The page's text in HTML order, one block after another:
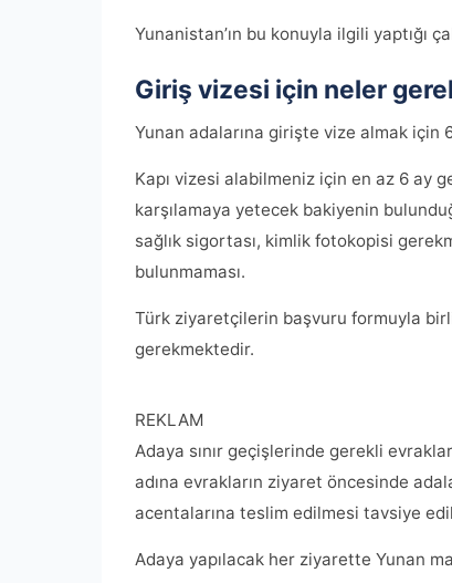
Yunanistan’ın bu konuyla ilgili yaptığı
Giriş vizesi için neler
Yunan adalarına girişte vize almak için
Kapı vizesi alabilmeniz için en az 6 ay
karşılamaya yetecek bakiyenin
sağlık sigortası, kimlik fotokopisi
bulunmaması.
Türk ziyaretçilerin başvuru formuyla
gerekmektedir.
REKLAM
Adaya sınır geçişlerinde gerekli
adına evrakların ziyaret öncesinde
acentalarına teslim edilmesi tavsiye
Adaya yapılacak her ziyarette Yunan